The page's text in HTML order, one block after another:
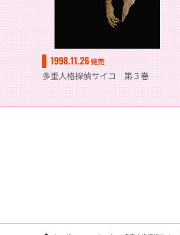
1998.11.26発売
多重人格探偵サイコ 第３巻